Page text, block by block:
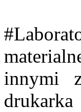
innymi